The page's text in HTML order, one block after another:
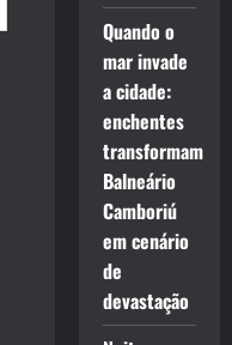
Quando o
mar invade
a cidade:
enchentes
transformam
Balneário
Camboriú
em cenário
de
devastação